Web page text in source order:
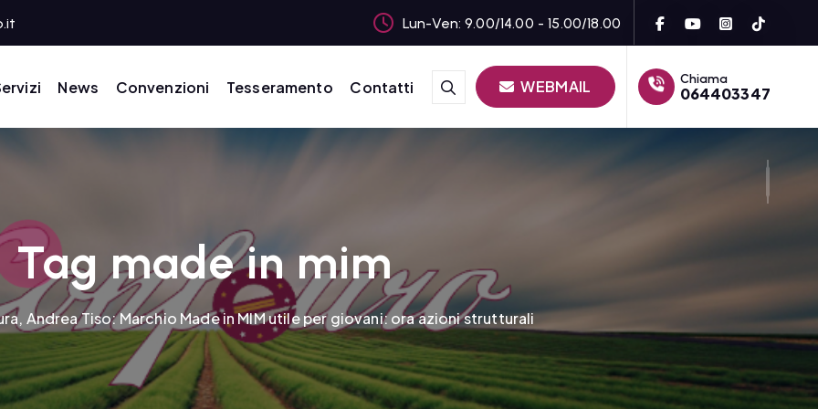
Lun-Ven: 9.00/14.00 - 15.00/18.00
News Convenzioni Tesseramento Contatti WEBMAIL Chiama
064403347
Tag made in mim
Andrea Tiso: Marchio Made in MIM utile per giovani: ora azioni strutturali